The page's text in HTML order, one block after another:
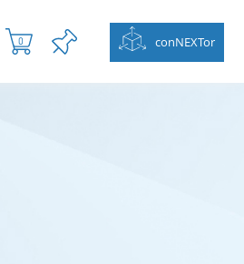
conNEXTor
0